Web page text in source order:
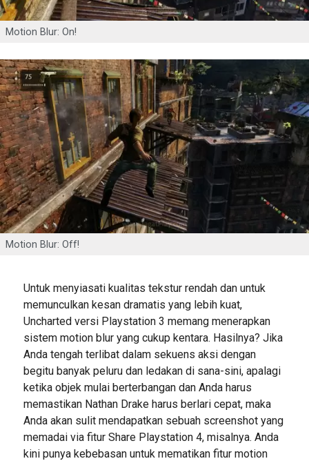
Motion Blur: On!
Motion Blur: Off!
Untuk menyiasati kualitas tekstur rendah dan untuk
memunculkan kesan dramatis yang lebih kuat,
Uncharted versi Playstation 3 memang menerapkan
sistem motion blur yang cukup kentara. Hasilnya? Jika
Anda tengah terlibat dalam sekuens aksi dengan
begitu banyak peluru dan ledakan di sana-sini, apalagi
ketika objek mulai berterbangan dan Anda harus
memastikan Nathan Drake harus berlari cepat, maka
Anda akan sulit mendapatkan sebuah screenshot yang
memadai via fitur Share Playstation 4, misalnya. Anda
kini punya kebebasan untuk mematikan fitur motion